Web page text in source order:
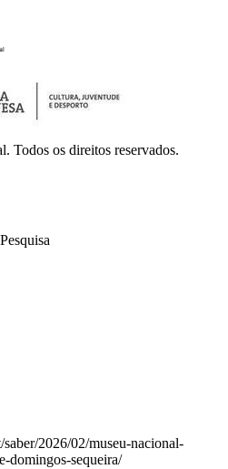
Todos os direitos reservados.
Pesquisa
2026/02/museu-nacional-
domingos-sequeira/